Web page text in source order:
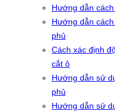
Hướng dẫn
Hướng dẫn
phủ
Cách xác định
cắt ô
Hướng dẫn sử
phủ
Hướng dẫn sử